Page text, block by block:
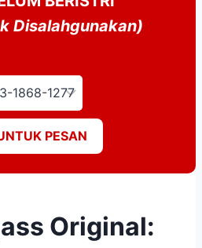
Disalahgunakan)
PESAN
Original: